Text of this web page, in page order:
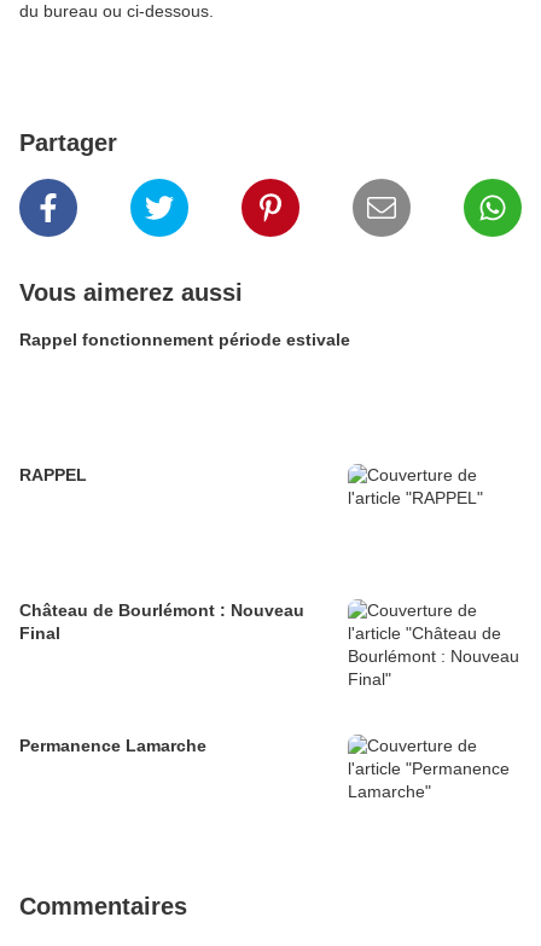
du bureau ou ci-dessous.
Partager
Vous aimerez aussi
Rappel fonctionnement période estivale
RAPPEL
Château de Bourlémont : Nouveau
Final
Permanence Lamarche
Commentaires